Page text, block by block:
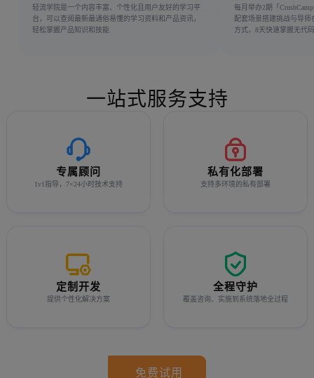
轻流学院是一个内容丰富、个性化且用户友好的学习平
台，可以查阅最新最通俗易懂的学习资料和产品资讯，
轻松掌握产品知识和技能
每月举办2期「
配套场景搭建挑战与导
方式，8天快速掌握无代
一站式服务支持
专属顾问
1v1指导，7×24小时技术支持
私有化部署
支持多环境的私有部署
定制开发
提供个性化解决方案
全程守护
覆盖咨询、实施到系统落地全过程
免费试用